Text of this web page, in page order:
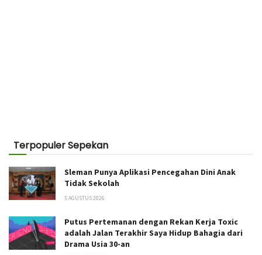
Terpopuler Sepekan
Sleman Punya Aplikasi Pencegahan Dini Anak
Tidak Sekolah
5 AGUSTUS 2026
Putus Pertemanan dengan Rekan Kerja Toxic
adalah Jalan Terakhir Saya Hidup Bahagia dari
Drama Usia 30-an